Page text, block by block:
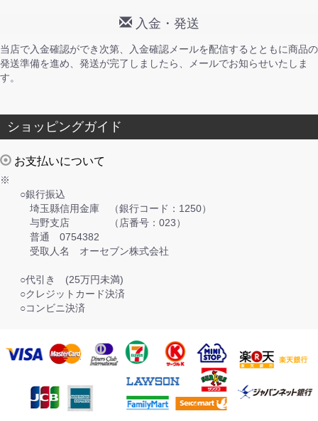
入金・発送
当店で入金確認ができ次第、入金確認メールを配信するとともに商品の
発送準備を進め、発送が完了しましたら、メールでお知らせいたしま
す。
ショッピングガイド
お支払いについて
※
○銀行振込
埼玉縣信用金庫 （銀行コード：1250）
与野支店 （店番号：023）
普通 0754382
受取人名 オーセブン株式会社
○代引き (25万円未満)
○クレジットカード決済
○コンビニ決済